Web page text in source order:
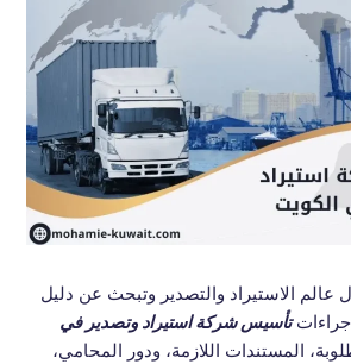
عالم الاستيراد والتصدير وتبحث عن دليل
تأسيس شركة استيراد وتصدير في
المستندات اللازمة، ودور المحامي،